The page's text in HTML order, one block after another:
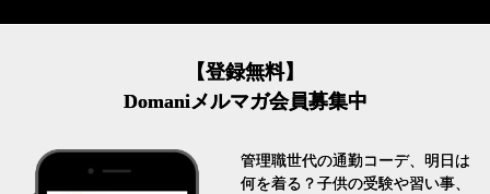
【登録無料】
Domaniメルマガ会員募集中
管理職世代の通勤コーデ、明日は
何を着る？子供の受験や習い事、